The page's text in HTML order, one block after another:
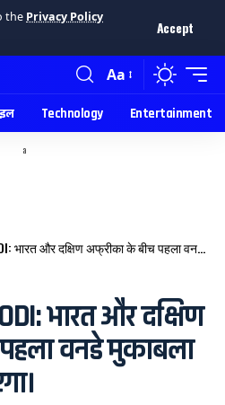
the Privacy Policy
Accept
Aa
Technology Entertainment
a
दक्षिण अफ्रीका के बीच पहला वनडे मुकाबला रांची में खेला जाएगा।
भारत और दक्षिण
वनडे मुकाबला